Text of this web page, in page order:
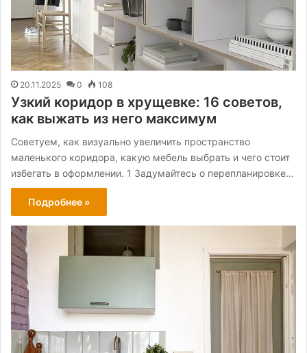
20.11.2025 0 108
Узкий коридор в хрущевке: 16 советов,
как выжать из него максимум
Советуем, как визуально увеличить пространство
маленького коридора, какую мебель выбрать и чего стоит
избегать в оформлении. 1 Задумайтесь о перепланировке…
Подробнее »